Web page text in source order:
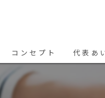
コンセプト 代表あ